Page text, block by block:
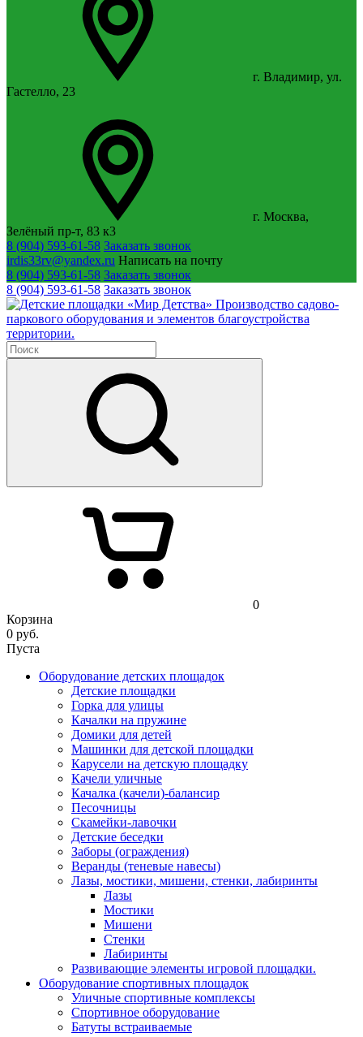
г. Владимир, ул.
Гастелло, 23
г. Москва,
Зелёный пр-т, 83 к3
8 (904) 593-61-58 Заказать звонок
irdis33rv@yandex.ru Написать на почту
8 (904) 593-61-58 Заказать звонок
8 (904) 593-61-58 Заказать звонок
Производство садово-
паркового оборудования и элементов благоустройства
территории.
0
Корзина
0 руб.
Пуста
Оборудование детских площадок
Детские площадки
Горка для улицы
Качалки на пружине
Домики для детей
Машинки для детской площадки
Карусели на детскую площадку
Качели уличные
Качалка (качели)-балансир
Песочницы
Скамейки-лавочки
Детские беседки
Заборы (ограждения)
Веранды (теневые навесы)
Лазы, мостики, мишени, стенки, лабиринты
Лазы
Мостики
Мишени
Стенки
Лабиринты
Развивающие элементы игровой площадки.
Оборудование спортивных площадок
Уличные спортивные комплексы
Спортивное оборудование
Батуты встраиваемые